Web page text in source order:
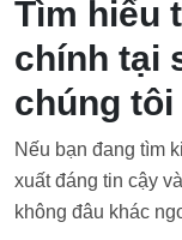
Tìm hiểu
chính tại
chúng tôi
Nếu bạn đang tìm
xuất đáng tin cậy
không đâu khác